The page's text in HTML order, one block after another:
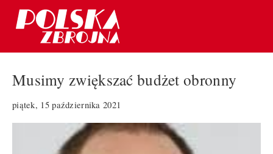
Musimy zwiększać budżet obronny
piątek, 15 października 2021